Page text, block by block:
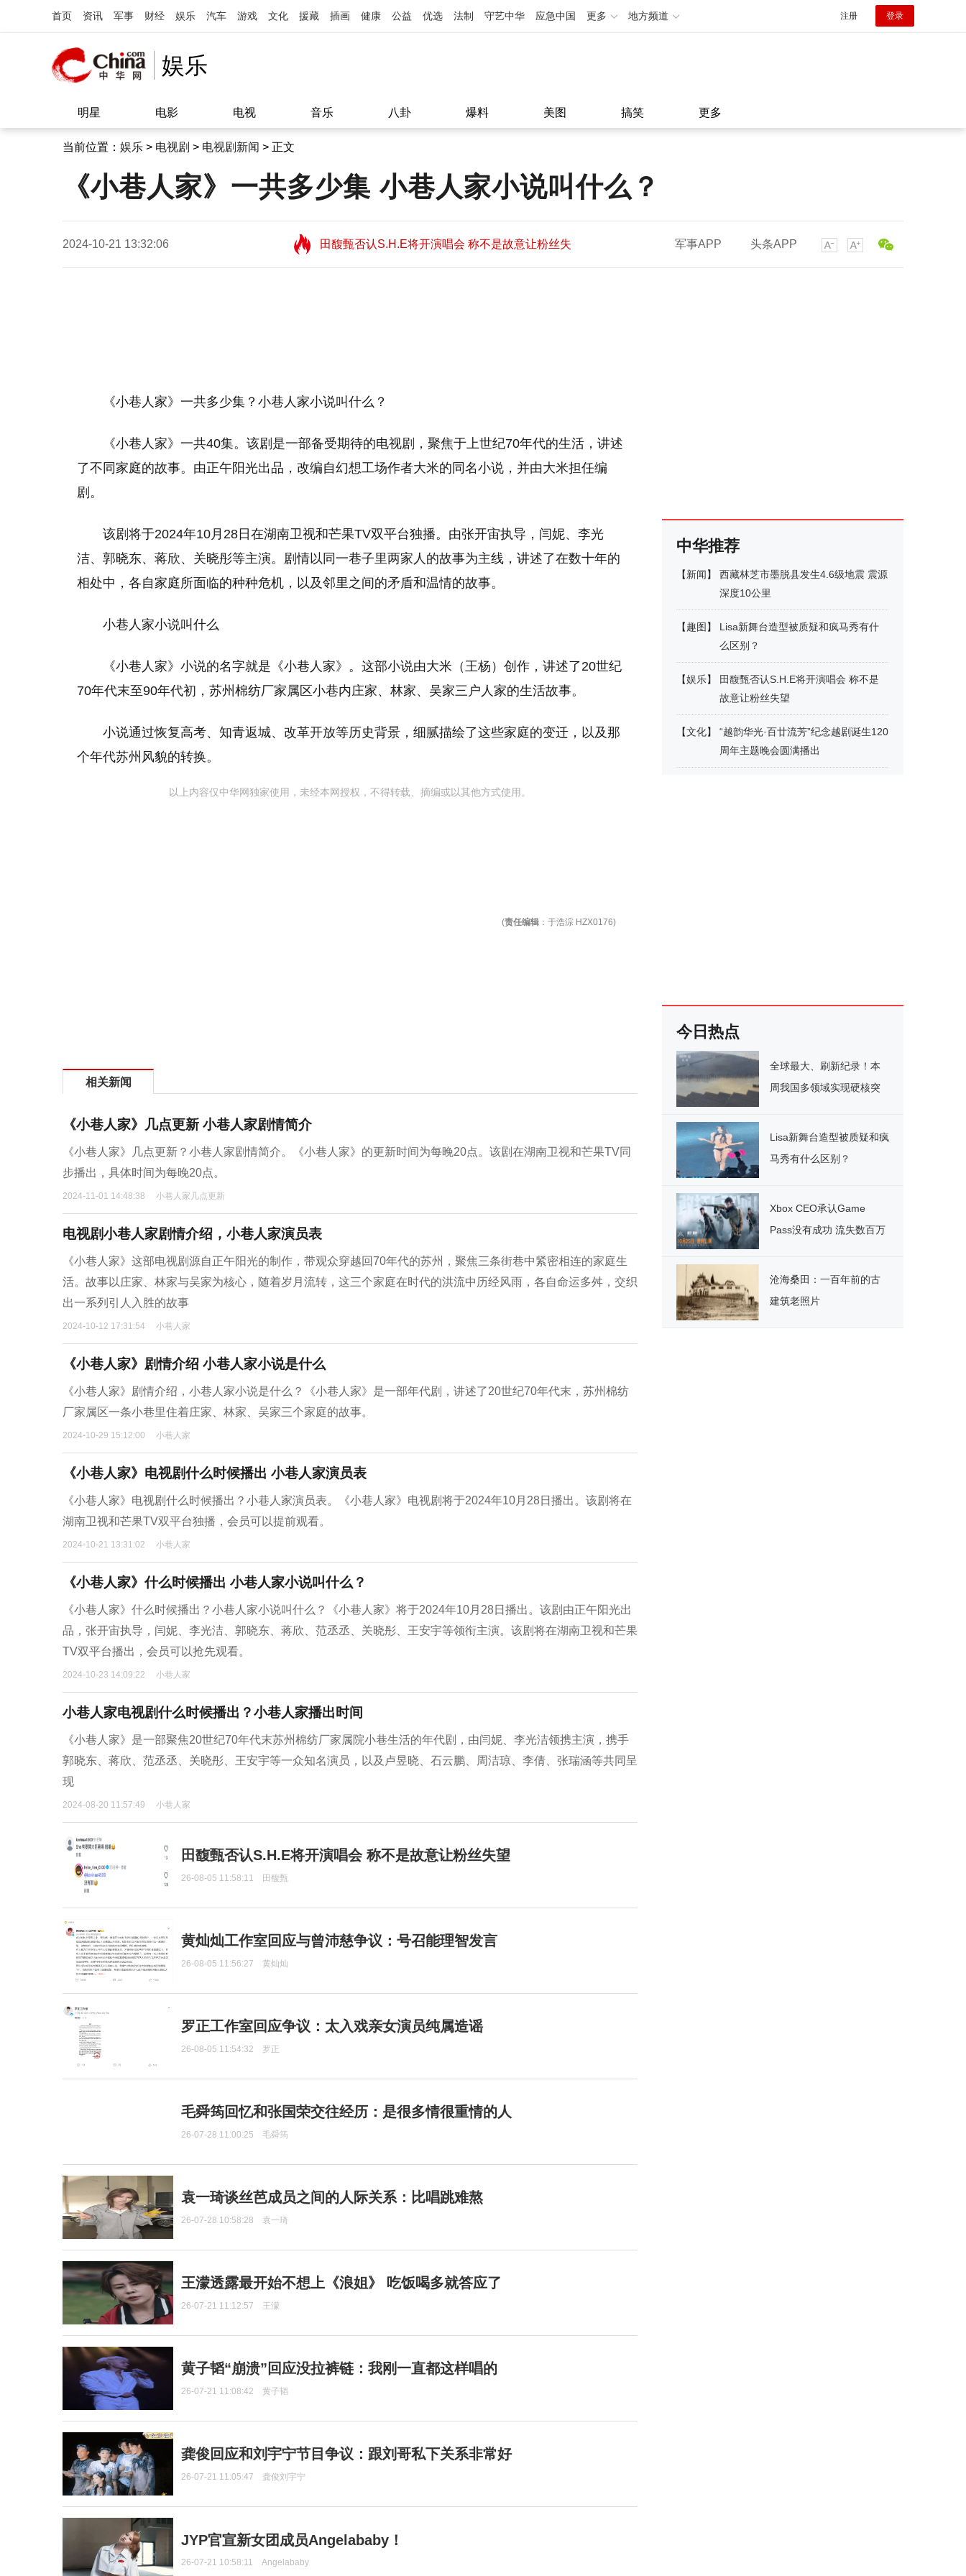
首页 资讯 军事 财经 娱乐 汽车 游戏 文化 援藏 插画 健康 公益 优选 法制 守艺中华 应急中国 更多 地方频道 注册 登录
娱乐
明星 电影 电视 音乐 八卦 爆料 美图 搞笑 更多
当前位置： 娱乐 > 电视剧 > 电视剧新闻 > 正文
《小巷人家》一共多少集 小巷人家小说叫什么？
2024-10-21 13:32:06
望11:08
田馥甄否认S.H.E将开演唱会 称不是故意让粉丝失
军事APP 头条APP
《小巷人家》一共多少集？小巷人家小说叫什么？
‌《小巷人家》一共40集。‌该剧是一部备受期待的电视剧，聚焦于上世纪70年代的生活，讲述
了不同家庭的故事。由正午阳光出品，改编自幻想工场作者大米的同名小说，并由大米担任编
剧‌。
该剧将于2024年10月28日在湖南卫视和芒果TV双平台独播。由张开宙执导，闫妮、李光
洁、郭晓东、蒋欣、关晓彤等主演。剧情以同一巷子里两家人的故事为主线，讲述了在数十年的
相处中，各自家庭所面临的种种危机，以及邻里之间的矛盾和温情的故事‌。
小巷人家小说叫什么
《小巷人家》小说的名字就是《小巷人家》‌。这部小说由大米（王杨）创作，讲述了20世纪
70年代末至90年代初，苏州棉纺厂家属区小巷内庄家、林家、吴家三户人家的生活故事。‌
小说通过恢复高考、知青返城、改革开放等历史背景，细腻描绘了这些家庭的变迁，以及那
个年代苏州风貌的转换。
以上内容仅中华网独家使用，未经本网授权，不得转载、摘编或以其他方式使用。
(责任编辑 ：于浩淙 HZX0176)
相关新闻
《小巷人家》几点更新 小巷人家剧情简介
《小巷人家》几点更新？小巷人家剧情简介。‌《小巷人家》的更新时间为每晚20点‌。该剧在湖南卫视和芒果TV同
步播出，具体时间为每晚20点‌。
2024-11-01 14:48:38 小巷人家几点更新
电视剧小巷人家剧情介绍，小巷人家演员表
《小巷人家》这部电视剧源自正午阳光的制作，带观众穿越回70年代的苏州，聚焦三条街巷中紧密相连的家庭生
活。故事以庄家、林家与吴家为核心，随着岁月流转，这三个家庭在时代的洪流中历经风雨，各自命运多舛，交织
出一系列引人入胜的故事
2024-10-12 17:31:54 小巷人家
《小巷人家》剧情介绍 小巷人家小说是什么
《小巷人家》剧情介绍，小巷人家小说是什么？《小巷人家》是一部年代剧，讲述了20世纪70年代末，苏州棉纺
厂家属区一条小巷里住着‌庄家、‌林家、‌吴家三个家庭的故事。‌
2024-10-29 15:12:00 小巷人家
《小巷人家》电视剧什么时候播出 小巷人家演员表
《小巷人家》电视剧什么时候播出？小巷人家演员表。‌《小巷人家》电视剧将于2024年10月28日播出。‌该剧将在
湖南卫视和芒果TV双平台独播，会员可以提前观看‌。
2024-10-21 13:31:02 小巷人家
《小巷人家》什么时候播出 小巷人家小说叫什么？
《小巷人家》什么时候播出？小巷人家小说叫什么？‌《小巷人家》将于2024年10月28日播出。‌该剧由正午阳光出
品，张开宙执导，闫妮、李光洁、郭晓东、蒋欣、范丞丞、关晓彤、王安宇等领衔主演。该剧将在湖南卫视和芒果
TV双平台播出，会员可以抢先观看‌。 ​
2024-10-23 14:09:22 小巷人家
小巷人家电视剧什么时候播出？小巷人家播出时间
《小巷人家》是一部聚焦20世纪70年代末苏州棉纺厂家属院小巷生活的年代剧，由闫妮、李光洁领携主演，携手
郭晓东、蒋欣、范丞丞、关晓彤、王安宇等一众知名演员，以及卢昱晓、石云鹏、周洁琼、李倩、张瑞涵等共同呈
现
2024-08-20 11:57:49 小巷人家
田馥甄否认S.H.E将开演唱会 称不是故意让粉丝失望
26-08-05 11:58:11 田馥甄
黄灿灿工作室回应与曾沛慈争议：号召能理智发言
26-08-05 11:56:27 黄灿灿
罗正工作室回应争议：太入戏亲女演员纯属造谣
26-08-05 11:54:32 罗正
毛舜筠回忆和张国荣交往经历：是很多情很重情的人
26-07-28 11:00:25 毛舜筠
袁一琦谈丝芭成员之间的人际关系：比唱跳难熬
26-07-28 10:58:28 袁一琦
王濛透露最开始不想上《浪姐》 吃饭喝多就答应了
26-07-21 11:12:57 王濛
黄子韬“崩溃”回应没拉裤链：我刚一直都这样唱的
26-07-21 11:08:42 黄子韬
龚俊回应和刘宇宁节目争议：跟刘哥私下关系非常好
26-07-21 11:05:47 龚俊刘宇宁
JYP官宣新女团成员Angelababy！
26-07-21 10:58:11 Angelababy
中华推荐
【新闻】
西藏林芝市墨脱县发生4.6级地震 震源
深度10公里
【趣图 】
Lisa新舞台造型被质疑和疯马秀有什
么区别？
【娱乐】
田馥甄否认S.H.E将开演唱会 称不是
故意让粉丝失望
【文化】
“越韵华光·百廿流芳”纪念越剧诞生120
周年主题晚会圆满播出
今日热点
全球最大、刷新纪录！本
周我国多领域实现硬核突
Lisa新舞台造型被质疑和疯
马秀有什么区别？
Xbox CEO承认Game
Pass没有成功 流失数百万
沧海桑田：一百年前的古
建筑老照片